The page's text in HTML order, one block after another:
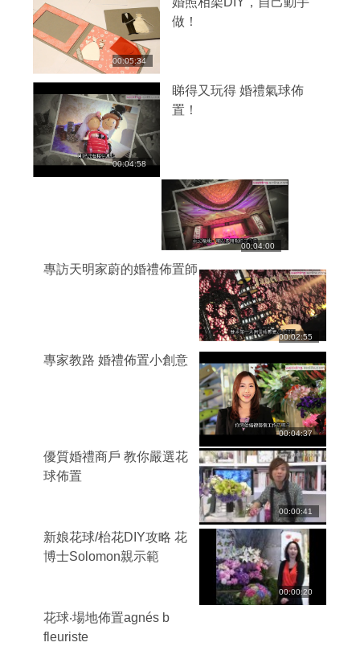
00:05:34
做！
00:04:58
睇得又玩得 婚禮氣球佈
置！
00:04:00
專訪天明家蔚的婚禮佈置師
00:02:55
專家教路 婚禮佈置小創意
00:04:37
優質婚禮商戶 教你嚴選花
球佈置
00:00:41
新娘花球/枱花DIY攻略 花
博士Solomon親示範
00:00:20
花球‧場地佈置agnés b
fleuriste